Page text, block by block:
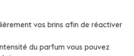
vos brins afin de réactiver
du parfum vous pouvez